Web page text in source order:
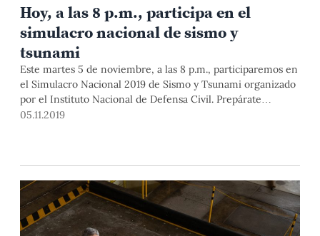
Hoy, a las 8 p.m., participa en el
simulacro nacional de sismo y
tsunami
Este martes 5 de noviembre, a las 8 p.m., participaremos en
el Simulacro Nacional 2019 de Sismo y Tsunami organizado
por el Instituto Nacional de Defensa Civil. Prepárate
adecuadamente, ubica una zona de seguridad cerca al área
05.11.2019